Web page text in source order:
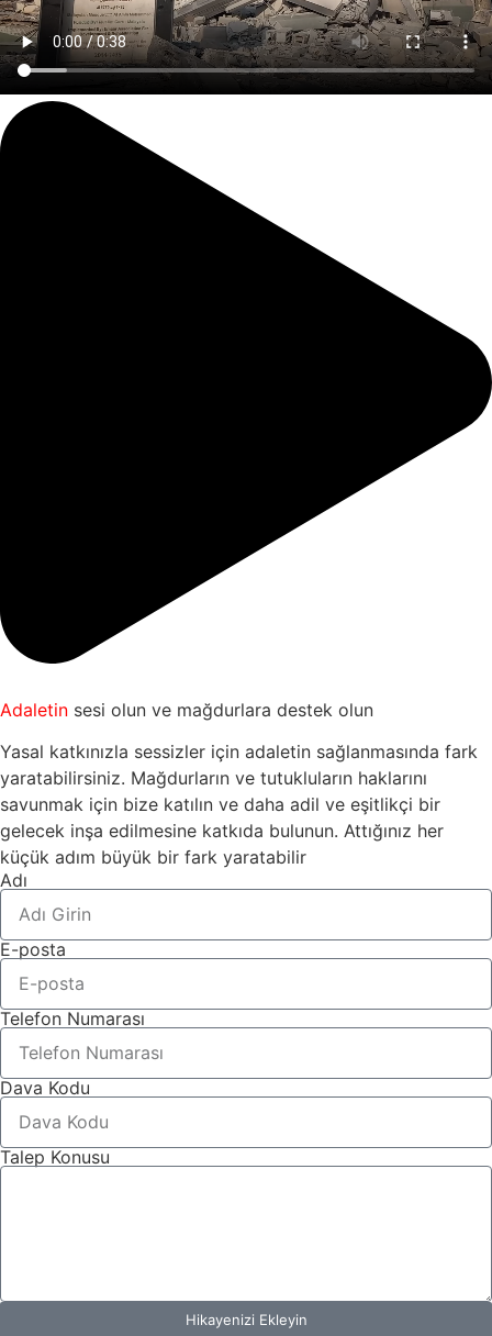
Adaletin sesi olun ve mağdurlara destek olun
Yasal katkınızla sessizler için adaletin sağlanmasında fark
yaratabilirsiniz. Mağdurların ve tutukluların haklarını
savunmak için bize katılın ve daha adil ve eşitlikçi bir
gelecek inşa edilmesine katkıda bulunun. Attığınız her
küçük adım büyük bir fark yaratabilir
Adı
E-posta
Telefon Numarası
Dava Kodu
Talep Konusu
Hikayenizi Ekleyin